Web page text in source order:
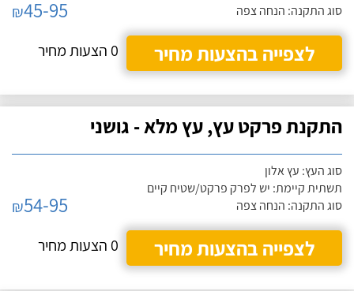
סוג התקנה: הנחה צפה
₪45-95
לצפייה בהצעות מחיר
0 הצעות מחיר
התקנת פרקט עץ, עץ מלא - גושני
סוג העץ: עץ אלון
תשתית קיימת: יש לפרק פרקט/שטיח קיים
סוג התקנה: הנחה צפה
₪54-95
לצפייה בהצעות מחיר
0 הצעות מחיר